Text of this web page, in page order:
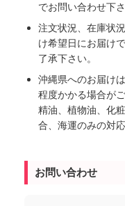
でお問い合わせ下さ
注文状況、在庫状
け希望日にお届け
了承下さい。
沖縄県へのお届け
程度かかる場合が
精油、植物油、化
合、海運のみの対
お問い合わせ